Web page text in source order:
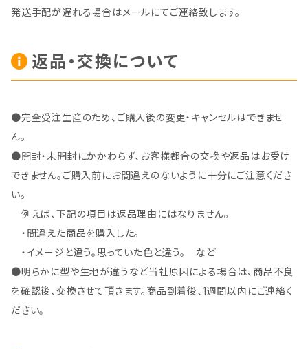
発送手配が遅れる場合はメールにてご連絡致します。
返品・交換について
●完全受注生産のため、ご購入後の変更・キャンセルはできませ
ん。
●開封・未開封にかかわらず、お客様都合の交換や返品はお受け
できません。ご購入前にお間違えのないように十分にご注意くださ
い。
例えば、下記の項目は返品理由にはなりません。
・間違えた商品を購入した。
・イメージと違う。思っていた色と違う。 など
●明らかに型や生地が違うなど当社原因による場合は、商品不良
を確認後、交換させて頂きます。商品到着後、1週間以内にご連絡く
ださい。